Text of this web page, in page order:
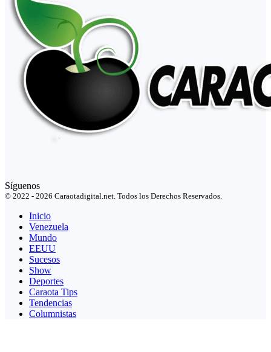
Síguenos
© 2022 - 2026 Caraotadigital.net. Todos los Derechos Reservados.
Inicio
Venezuela
Mundo
EEUU
Sucesos
Show
Deportes
Caraota Tips
Tendencias
Columnistas